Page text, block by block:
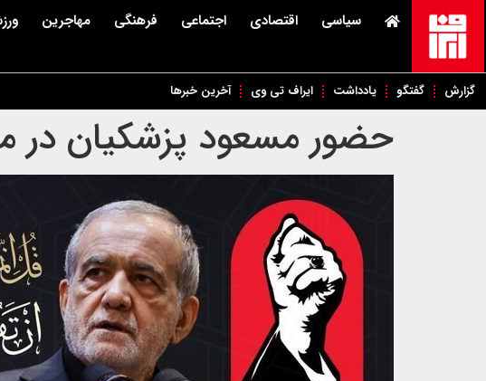
سیاسی اقتصادی اجتماعی فرهنگی مهاجرین
گزارش گفتگو یادداشت ایراف تی وی آخرین خبرها
حضور مسعود پزشکیان در